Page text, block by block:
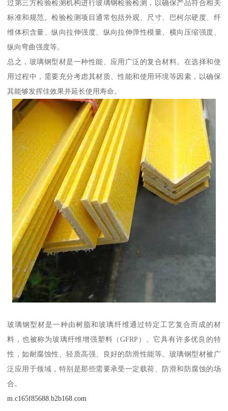
过第三方检验检测机构进行玻璃钢检验检测，以确保产品符合相关
标准和规范。检验检测项目通常包括外观、尺寸、巴柯尔硬度、纤
维体积含量、纵向拉伸强度、纵向拉伸弹性模量、横向压缩强度、
纵向弯曲强度等。
总之，玻璃钢型材是一种性能、应用广泛的复合材料。在选择和使
用过程中，需要充分考虑其材质、性能和使用环境等因素，以确保
其能够发挥佳效果并延长使用寿命。
玻璃钢型材是一种由树脂和玻璃纤维通过特定工艺复合而成的材
料，也被称为玻璃纤维增强塑料（GFRP）。它具有许多优良的特
性，如耐腐蚀性、轻质高强、良好的防滑性能等。玻璃钢型材被广
泛应用于领域，特别是那些需要承受一定载荷、防滑和防腐蚀的场
合。
m.c165f85688.b2b168.com